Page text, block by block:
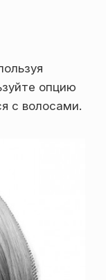
опцию
с волосами.